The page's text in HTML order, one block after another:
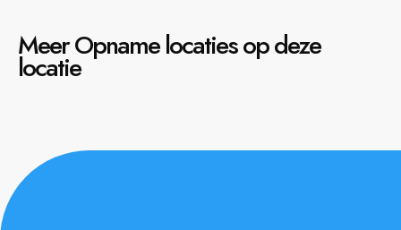
Meer Opname locaties op deze
locatie